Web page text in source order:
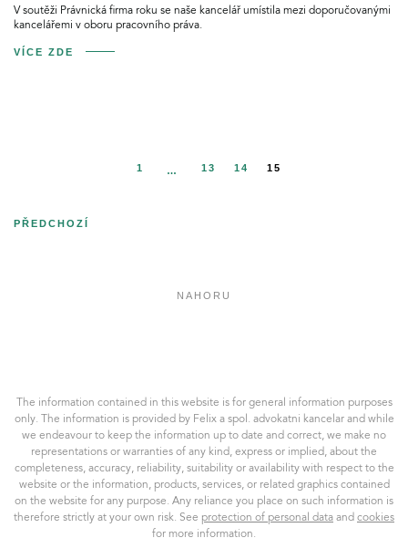
V soutěži Právnická firma roku se naše kancelář umístila mezi doporučovanými
kancelářemi v oboru pracovního práva.
VÍCE ZDE
PŘEDCHOZÍ
1 … 13 14 15
NAHORU
s.r.o.
The information contained in this website is for general information purposes
only. The information is provided by Felix a spol. advokatni kancelar and while
we endeavour to keep the information up to date and correct, we make no
representations or warranties of any kind, express or implied, about the
completeness, accuracy, reliability, suitability or availability with respect to the
website or the information, products, services, or related graphics contained
on the website for any purpose. Any reliance you place on such information is
therefore strictly at your own risk. See protection of personal data and cookies
for more information.